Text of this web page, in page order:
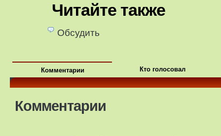
Читайте также
Обсудить
Комментарии Кто голосовал
Комментарии